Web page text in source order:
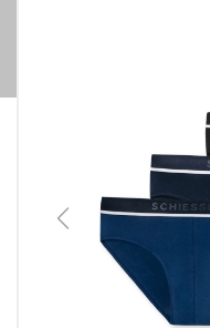
Previous